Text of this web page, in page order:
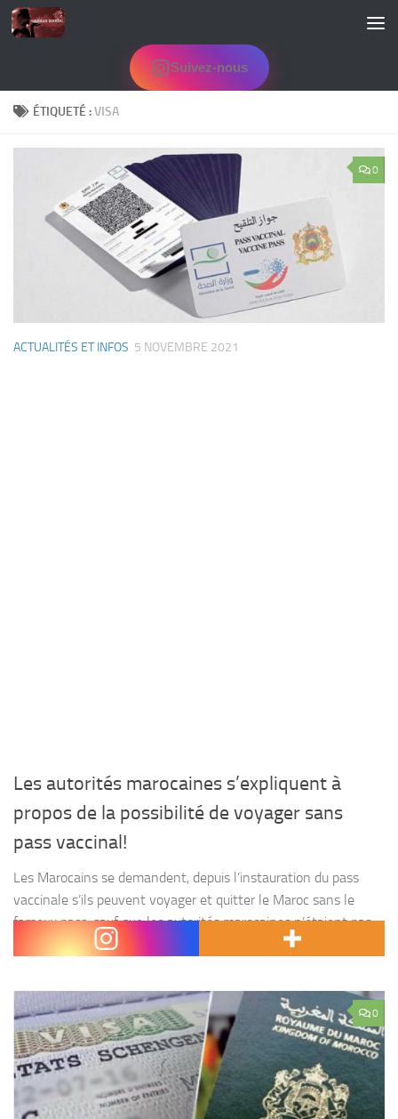
Skip to content
Suivez-nous
ÉTIQUETÉ :VISA
0
ACTUALITÉS ET INFOS 5 NOVEMBRE 2021
Les autorités marocaines s’expliquent à
propos de la possibilité de voyager sans
pass vaccinal!
Les Marocains se demandent, depuis l’instauration du pass
vaccinale s’ils peuvent voyager et quitter le Maroc sans le
fameux pass, sauf que les autorités marocaines n’étaient pas
très claires sur les cas spécifiques! L’instauration...
0